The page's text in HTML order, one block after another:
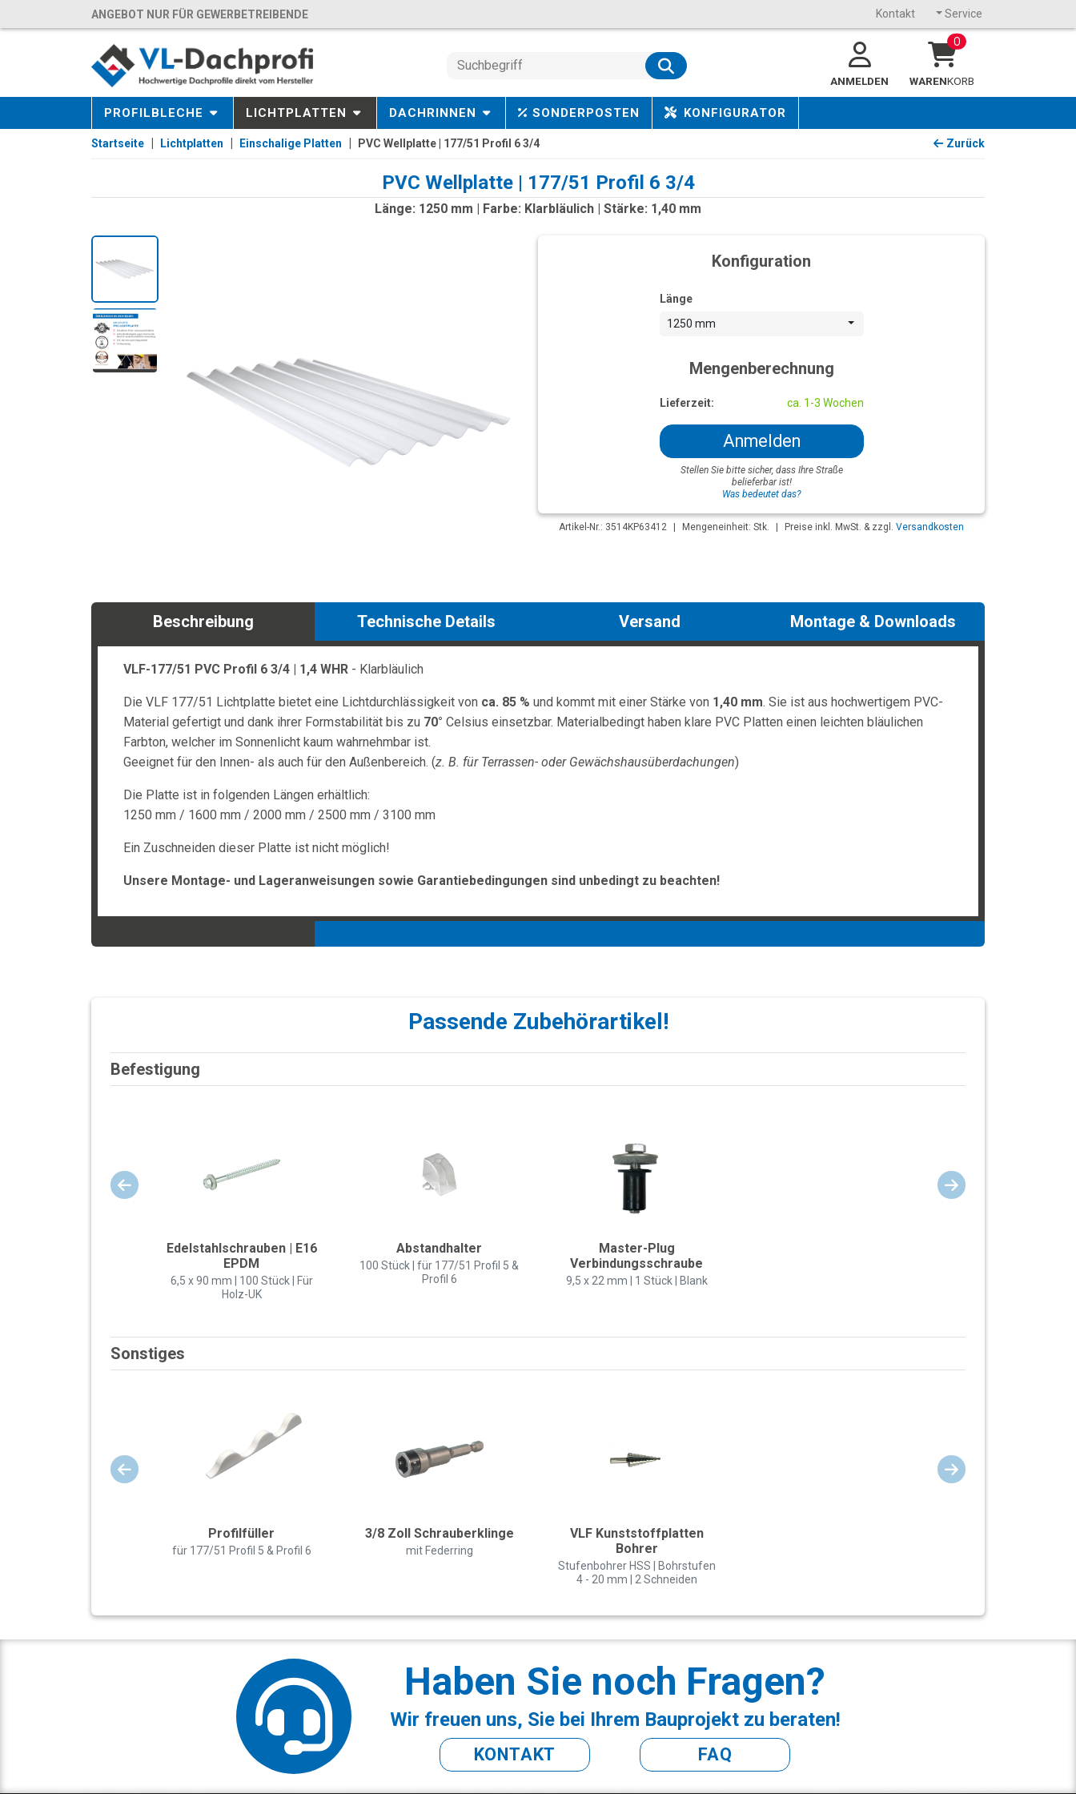
ANGEBOT NUR FÜR GEWERBETREIBENDE Kontakt Service
ANMELDEN
0
WARENKORB
PROFILBLECHE LICHTPLATTEN DACHRINNEN SONDERPOSTEN KONFIGURATOR
Startseite Lichtplatten Einschalige Platten PVC Wellplatte | 177/51 Profil 6 3/4 Zurück
PVC Wellplatte | 177/51 Profil 6 3/4
Länge: 1250 mm | Farbe: Klarbläulich | Stärke: 1,40 mm
Konfiguration
Länge
1250 mm
Mengenberechnung
Lieferzeit: ca. 1-3 Wochen
Anmelden
Stellen Sie bitte sicher, dass Ihre Straße
belieferbar ist!
Was bedeutet das?
Artikel-Nr.: 3514KP63412 Mengeneinheit: Stk. Preise inkl. MwSt. & zzgl. Versandkosten
Beschreibung Technische Details Versand Montage & Downloads
VLF-177/51 PVC Profil 6 3/4 | 1,4 WHR- Klarbläulich
Die VLF 177/51 Lichtplatte bietet eine Lichtdurchlässigkeit von ca. 85 % und kommt mit einer Stärke von 1,40 mm. Sie ist aus hochwertigem PVC-
Material gefertigt und dank ihrer Formstabilität bis zu 70° Celsius einsetzbar. Materialbedingt haben klare PVC Platten einen leichten bläulichen
Farbton, welcher im Sonnenlicht kaum wahrnehmbar ist.
Geeignet für den Innen- als auch für den Außenbereich. (z. B. für Terrassen- oder Gewächshausüberdachungen)
Die Platte ist in folgenden Längen erhältlich:
1250 mm / 1600 mm / 2000 mm / 2500 mm / 3100 mm
Ein Zuschneiden dieser Platte ist nicht möglich!
Unsere Montage- und Lageranweisungen sowie Garantiebedingungen sind unbedingt zu beachten!
Passende Zubehörartikel!
Befestigung
Edelstahlschrauben | E16
EPDM
6,5 x 90 mm | 100 Stück | Für
Holz-UK
Abstandhalter
100 Stück | für 177/51 Profil 5 &
Profil 6
Master-Plug
Verbindungsschraube
9,5 x 22 mm | 1 Stück | Blank
Sonstiges
Profilfüller
für 177/51 Profil 5 & Profil 6
3/8 Zoll Schrauberklinge
mit Federring
VLF Kunststoffplatten
Bohrer
Stufenbohrer HSS | Bohrstufen
4 - 20 mm | 2 Schneiden
Haben Sie noch Fragen?
Wir freuen uns, Sie bei Ihrem Bauprojekt zu beraten!
KONTAKT FAQ